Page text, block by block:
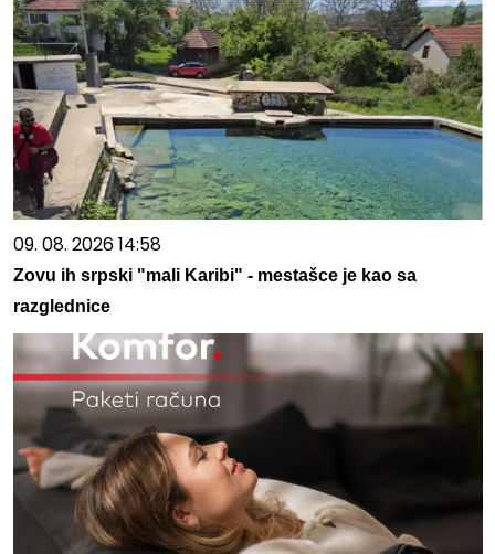
09. 08. 2026 14:58
Zovu ih srpski "mali Karibi" - mestašce je kao sa
razglednice